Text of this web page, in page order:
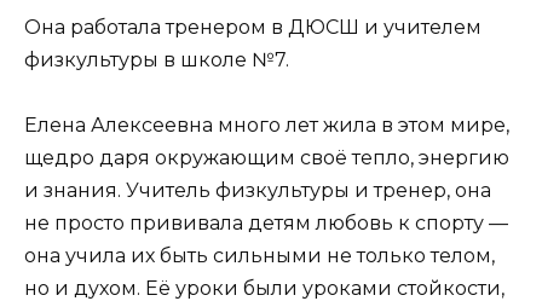
Она работала тренером в ДЮСШ и учителем
физкультуры в школе №7.
Елена Алексеевна много лет жила в этом мире,
щедро даря окружающим своё тепло, энергию
и знания. Учитель физкультуры и тренер, она
не просто прививала детям любовь к спорту —
она учила их быть сильными не только телом,
но и духом. Её уроки были уроками стойкости,